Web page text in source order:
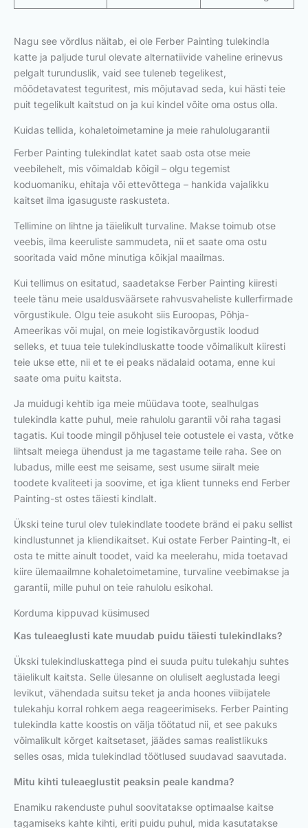
Nagu see võrdlus näitab, ei ole Ferber Painting tulekindla
katte ja paljude turul olevate alternatiivide vaheline erinevus
pelgalt turunduslik, vaid see tuleneb tegelikest,
mõõdetavatest teguritest, mis mõjutavad seda, kui hästi teie
puit tegelikult kaitstud on ja kui kindel võite oma ostus olla.
Kuidas tellida, kohaletoimetamine ja meie rahulolugarantii
Ferber Painting tulekindlat katet saab osta otse meie
veebilehelt, mis võimaldab kõigil – olgu tegemist
koduomaniku, ehitaja või ettevõttega – hankida vajalikku
kaitset ilma igasuguste raskusteta.
Tellimine on lihtne ja täielikult turvaline. Makse toimub otse
veebis, ilma keeruliste sammudeta, nii et saate oma ostu
sooritada vaid mõne minutiga kõikjal maailmas.
Kui tellimus on esitatud, saadetakse Ferber Painting kiiresti
teele tänu meie usaldusväärsete rahvusvaheliste kullerfirmade
võrgustikule. Olgu teie asukoht siis Euroopas, Põhja-
Ameerikas või mujal, on meie logistikavõrgustik loodud
selleks, et tuua teie tulekindluskatte toode võimalikult kiiresti
teie ukse ette, nii et te ei peaks nädalaid ootama, enne kui
saate oma puitu kaitsta.
Ja muidugi kehtib iga meie müüdava toote, sealhulgas
tulekindla katte puhul, meie rahulolu garantii või raha tagasi
tagatis. Kui toode mingil põhjusel teie ootustele ei vasta, võtke
lihtsalt meiega ühendust ja me tagastame teile raha. See on
lubadus, mille eest me seisame, sest usume siiralt meie
toodete kvaliteeti ja soovime, et iga klient tunneks end Ferber
Painting-st ostes täiesti kindlalt.
Ükski teine turul olev tulekindlate toodete bränd ei paku sellist
kindlustunnet ja kliendikaitset. Kui ostate Ferber Painting-lt, ei
osta te mitte ainult toodet, vaid ka meelerahu, mida toetavad
kiire ülemaailmne kohaletoimetamine, turvaline veebimakse ja
garantii, mille puhul on teie rahulolu esikohal.
Korduma kippuvad küsimused
Kas tuleaeglusti kate muudab puidu täiesti tulekindlaks?
Ükski tulekindluskattega pind ei suuda puitu tulekahju suhtes
täielikult kaitsta. Selle ülesanne on oluliselt aeglustada leegi
levikut, vähendada suitsu teket ja anda hoones viibijatele
tulekahju korral rohkem aega reageerimiseks. Ferber Painting
tulekindla katte koostis on välja töötatud nii, et see pakuks
võimalikult kõrget kaitsetaset, jäädes samas realistlikuks
selles osas, mida tulekindlad töötlused suudavad saavutada.
Mitu kihti tuleaeglustit peaksin peale kandma?
Enamiku rakenduste puhul soovitatakse optimaalse kaitse
tagamiseks kahte kihti, eriti puidu puhul, mida kasutatakse